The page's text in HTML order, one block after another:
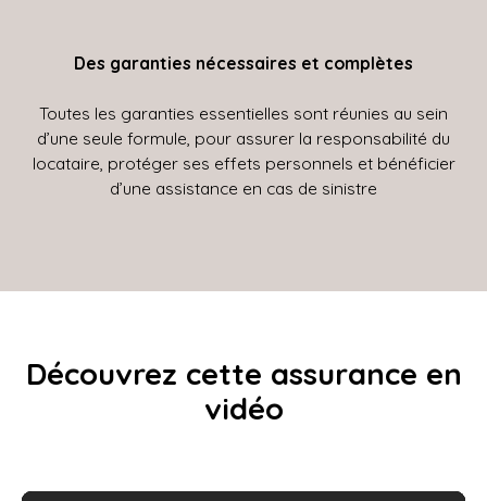
Des garanties nécessaires et complètes
Toutes les garanties essentielles sont réunies au sein
d’une seule formule, pour assurer la responsabilité du
locataire, protéger ses effets personnels et bénéficier
d’une assistance en cas de sinistre
Découvrez cette assurance en
vidéo